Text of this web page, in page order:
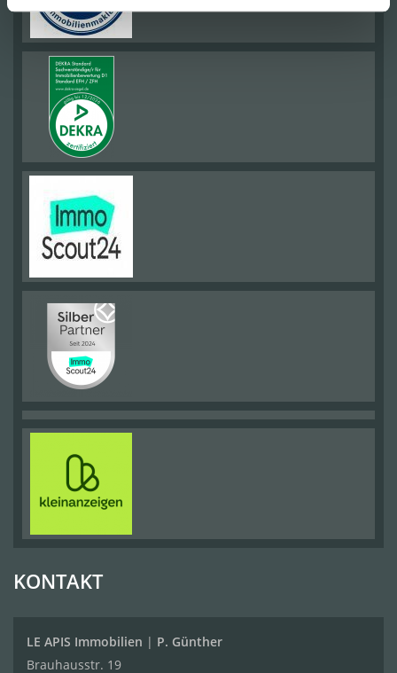
KONTAKT
LE APIS Immobilien | P. Günther
Brauhausstr. 19